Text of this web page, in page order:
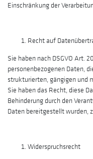
Einschränkung der
Recht auf
Sie haben nach DSGVO Art.
personenbezogenen Daten,
strukturierten, gängigen und
Sie haben das Recht, diese
Behinderung durch den
Daten bereitgestellt wurden,
Widerspruchsrecht